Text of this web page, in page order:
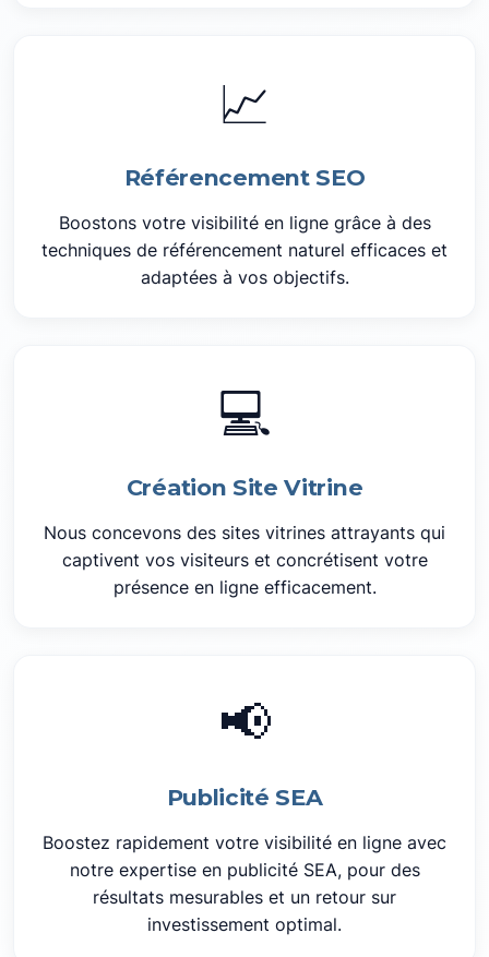
📈
Référencement SEO
Boostons votre visibilité en ligne grâce à des
techniques de référencement naturel efficaces et
adaptées à vos objectifs.
💻
Création Site Vitrine
Nous concevons des sites vitrines attrayants qui
captivent vos visiteurs et concrétisent votre
présence en ligne efficacement.
📢
Publicité SEA
Boostez rapidement votre visibilité en ligne avec
notre expertise en publicité SEA, pour des
résultats mesurables et un retour sur
investissement optimal.